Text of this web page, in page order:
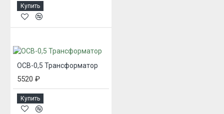
Купить
ОСВ-0,5 Трансформатор
5520 ₽
Купить